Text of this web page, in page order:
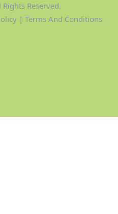
Rights Reserved.
| Terms And Conditions